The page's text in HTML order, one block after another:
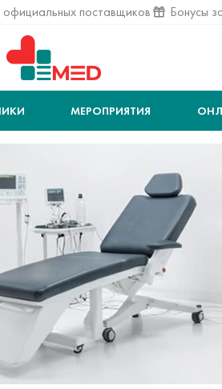
официальных поставщиков Бонусы
МЕРОПРИЯТИЯ